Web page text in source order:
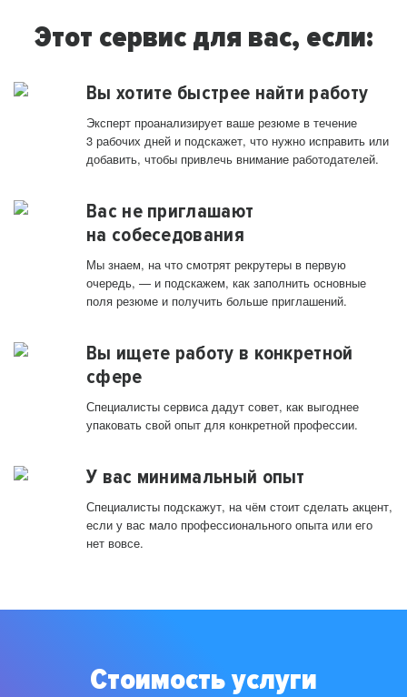
Этот сервис для вас, если:
Вы хотите быстрее найти работу
Эксперт проанализирует ваше резюме в течение
3 рабочих дней и подскажет, что нужно исправить или
добавить, чтобы привлечь внимание работодателей.
Вас не приглашают
на собеседования
Мы знаем, на что смотрят рекрутеры в первую
очередь, — и подскажем, как заполнить основные
поля резюме и получить больше приглашений.
Вы ищете работу в конкретной
сфере
Специалисты сервиса дадут совет, как выгоднее
упаковать свой опыт для конкретной профессии.
У вас минимальный опыт
Специалисты подскажут, на чём стоит сделать акцент,
если у вас мало профессионального опыта или его
нет вовсе.
Стоимость услуги